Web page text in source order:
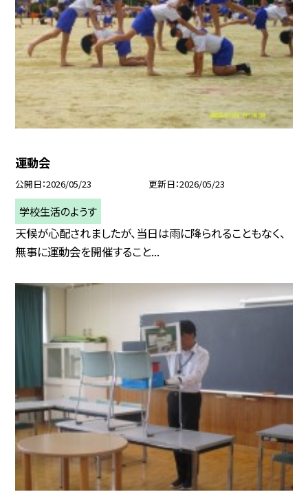
運動会
公開日 2026/05/23 更新日 2026/05/23
学校生活のようす
天候が心配されましたが、当日は雨に降られることもなく、
無事に運動会を開催すること...